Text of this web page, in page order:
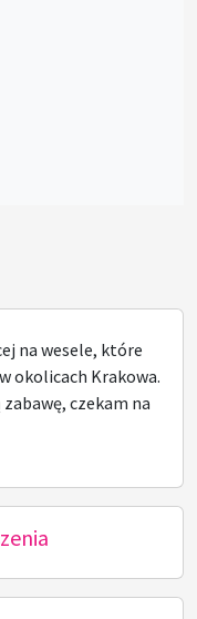
na wesele, które
okolicach Krakowa.
czekam na